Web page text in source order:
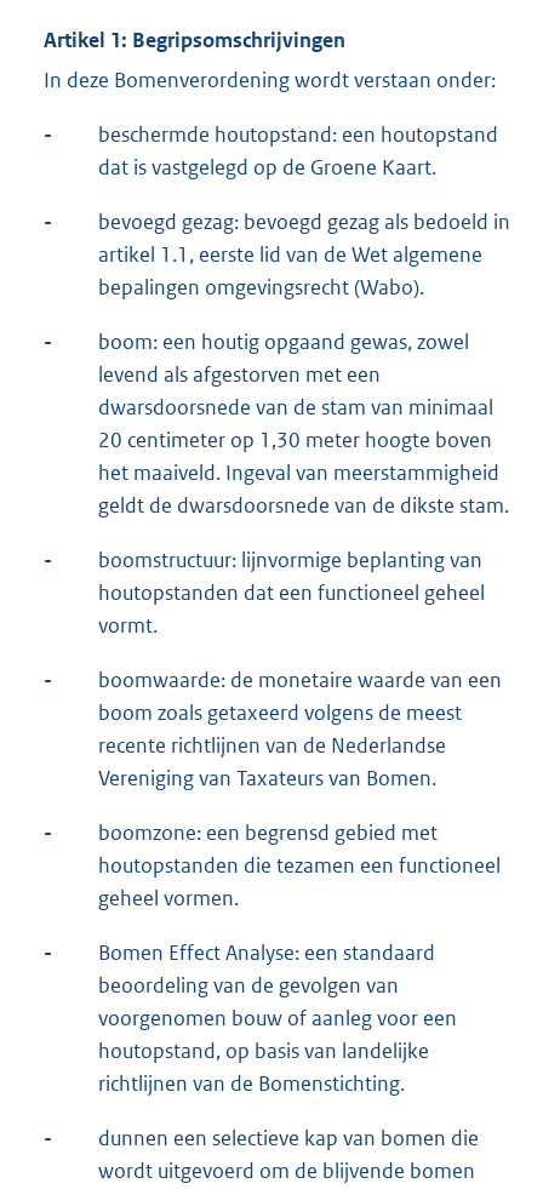
Artikel 1: Begripsomschrijvingen
In deze Bomenverordening wordt verstaan onder:
-
beschermde houtopstand: een houtopstand
dat is vastgelegd op de Groene Kaart.
-
bevoegd gezag: bevoegd gezag als bedoeld in
artikel 1.1, eerste lid van de Wet algemene
bepalingen omgevingsrecht (Wabo).
-
boom: een houtig opgaand gewas, zowel
levend als afgestorven met een
dwarsdoorsnede van de stam van minimaal
20 centimeter op 1,30 meter hoogte boven
het maaiveld. Ingeval van meerstammigheid
geldt de dwarsdoorsnede van de dikste stam.
-
boomstructuur: lijnvormige beplanting van
houtopstanden dat een functioneel geheel
vormt.
-
boomwaarde: de monetaire waarde van een
boom zoals getaxeerd volgens de meest
recente richtlijnen van de Nederlandse
Vereniging van Taxateurs van Bomen.
-
boomzone: een begrensd gebied met
houtopstanden die tezamen een functioneel
geheel vormen.
-
Bomen Effect Analyse: een standaard
beoordeling van de gevolgen van
voorgenomen bouw of aanleg voor een
houtopstand, op basis van landelijke
richtlijnen van de Bomenstichting.
-
dunnen een selectieve kap van bomen die
wordt uitgevoerd om de blijvende bomen